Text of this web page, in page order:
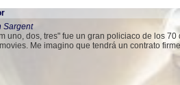
Sargent
uno, dos, tres" fue un gran policiaco de los
movies. Me imagino que tendrá un contrato